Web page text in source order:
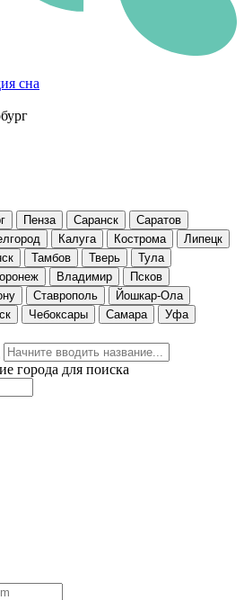
Пенза Саранск
Саратов
Калуга Кострома
Липецк
Тамбов Тверь
Тула
Владимир
Псков
Ставрополь
Йошкар-Ола
Чебоксары Самара
Уфа
города для поиска